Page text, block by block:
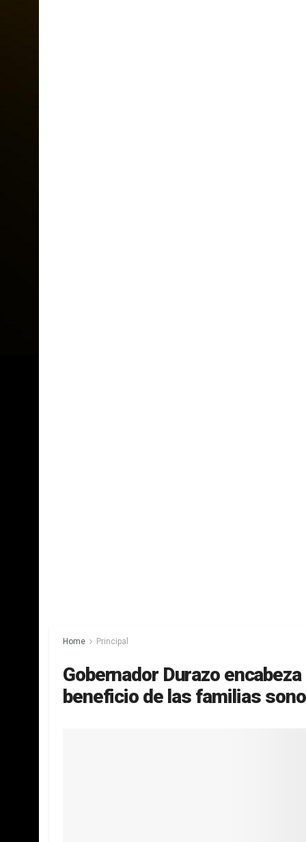
Home Principal
Gobernador Durazo
beneficio de las familias